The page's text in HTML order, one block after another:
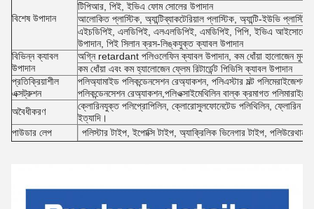
বিশেষ উপাদান
টিপিআর, পিই, ইভিএ ফোম সোলের উপাদান
আলোকিত প্লাস্টিক, অ্যান্টিব্যাকটেরিয়াল প্লাস্টিক, অ্যান্টি-ইউভি
এইচডিপিই, এলডিপিই, এলএলডিপিই, এমডিপিই, পিপি, ইভিএ
উপাদান, পিই সিলান ক্রস-লিঙ্কযুক্ত ক্যাবল উপাদান
বিভিন্ন ক্যাবল
উপাদান
অগ্নি retardant পলিওলেফিন ক্যাবল উপাদান, কম ধোঁয়া হালোজেন
কম ধোঁয়া এবং কম হ্যালোজেন ফ্লেম রিটার্ডেন্ট পিভিসি ক্যাবল উপাদান
প্রতিক্রিয়াশীল
এক্সট্রুশন
পলিঅ্যামাইড পলিকন্ডেনসেশন রেঅ্যাকশন, পলিএস্টার মল্ট পলিমেরাইজেশন
পলিকন্ডেনসেশন রেঅ্যাকশন,পলিওক্সাইমেথিলিন বাল্ক ক্রমাগত
অবৈধীকরণ
ক্লোরিনযুক্ত পলিপ্রোপিলিন, ক্লোরোসুলফোনেটেড পলিথিলিন, ফ্লোরিন
ইত্যাদি।
পাউডার লেপ
পলিস্টার টাইপ, ইপোক্সি টাইপ, অ্যাক্রিলিক ভিনেগার টাইপ,